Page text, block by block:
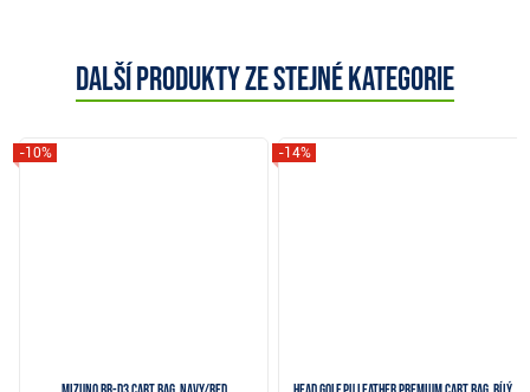
Další produkty ze stejné kategorie
-10% -14%